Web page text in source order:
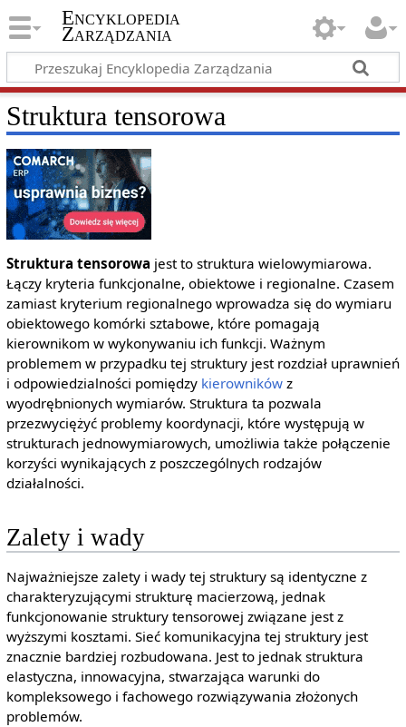
Encyklopedia
Zarządzania
Struktura tensorowa
Struktura tensorowa jest to struktura wielowymiarowa.
Łączy kryteria funkcjonalne, obiektowe i regionalne. Czasem
zamiast kryterium regionalnego wprowadza się do wymiaru
obiektowego komórki sztabowe, które pomagają
kierownikom w wykonywaniu ich funkcji. Ważnym
problemem w przypadku tej struktury jest rozdział uprawnień
i odpowiedzialności pomiędzy kierownikówz
wyodrębnionych wymiarów. Struktura ta pozwala
przezwyciężyć problemy koordynacji, które występują w
strukturach jednowymiarowych, umożliwia także połączenie
korzyści wynikających z poszczególnych rodzajów
działalności.
Zalety i wady
Najważniejsze zalety i wady tej struktury są identyczne z
charakteryzującymi strukturę macierzową, jednak
funkcjonowanie struktury tensorowej związane jest z
wyższymi kosztami. Sieć komunikacyjna tej struktury jest
znacznie bardziej rozbudowana. Jest to jednak struktura
elastyczna, innowacyjna, stwarzająca warunki do
kompleksowego i fachowego rozwiązywania złożonych
problemów.